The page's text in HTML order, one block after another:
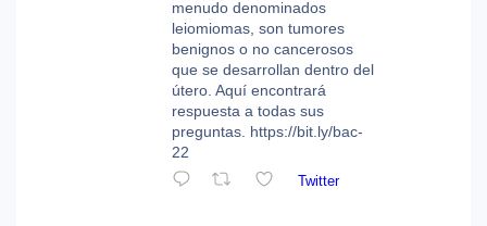
menudo denominados
leiomiomas, son tumores
benignos o no cancerosos
que se desarrollan dentro del
útero. Aquí encontrará
respuesta a todas sus
preguntas. https://bit.ly/bac-
22
Twitter